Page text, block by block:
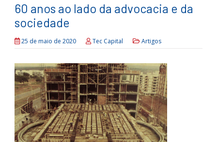
60 anos ao lado da advocacia e da
sociedade
25 de maio de 2020 Tec Capital Artigos